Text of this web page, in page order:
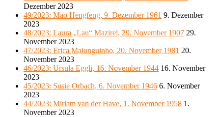
Dezember 2023
49/2023: Mao Hengfeng, 9. Dezember 1961 9. Dezember
2023
48/2023: Laura „Lau“ Mazirel, 29. November 1907 29.
November 2023
47/2023: Erica Malunguinho, 20. November 1981 20.
November 2023
46/2023: Ursula Eggli, 16. November 1944 16. November
2023
45/2023: Susie Orbach, 6. November 1946 6. November
2023
44/2023: Miriam van der Have, 1. November 1958 1.
November 2023